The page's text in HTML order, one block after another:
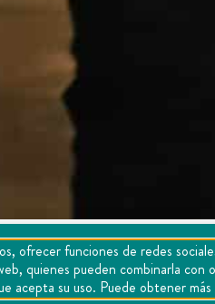
ofrecer funciones de redes
quienes pueden combinarla
acepta su uso. Puede obtener